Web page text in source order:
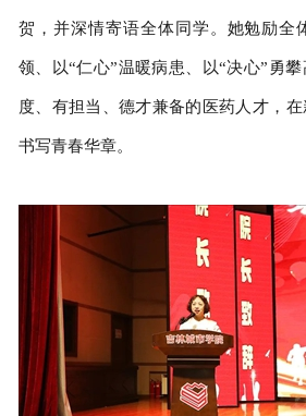
贺，并深情寄语全体同学。她勉励全
领、以“仁心”温暖病患、以“决心”勇
度、有担当、德才兼备的医药人才，
书写青春华章。